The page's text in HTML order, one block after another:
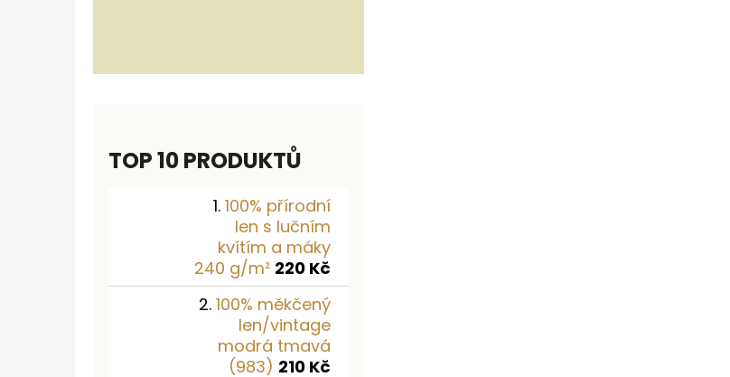
TOP 10 PRODUKTŮ
100% přírodní
len s lučním
kvítím a máky
240 g/m² 220 Kč
100% měkčený
len/vintage
modrá tmavá
(983) 210 Kč